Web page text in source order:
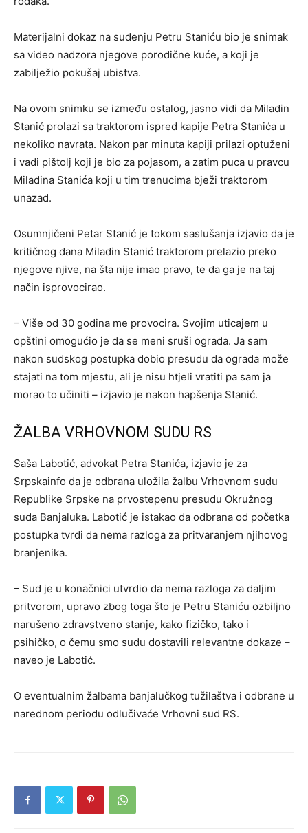
Materijalni dokaz na suđenju Petru Staniću bio je snimak
sa video nadzora njegove porodične kuće, a koji je
zabilježio pokušaj ubistva.
Na ovom snimku se između ostalog, jasno vidi da Miladin
Stanić prolazi sa traktorom ispred kapije Petra Stanića u
nekoliko navrata. Nakon par minuta kapiji prilazi optuženi
i vadi pištolj koji je bio za pojasom, a zatim puca u pravcu
Miladina Stanića koji u tim trenucima bježi traktorom
unazad.
Osumnjičeni Petar Stanić je tokom saslušanja izjavio da je
kritičnog dana Miladin Stanić traktorom prelazio preko
njegove njive, na šta nije imao pravo, te da ga je na taj
način isprovocirao.
– Više od 30 godina me provocira. Svojim uticajem u
opštini omogućio je da se meni sruši ograda. Ja sam
nakon sudskog postupka dobio presudu da ograda može
stajati na tom mjestu, ali je nisu htjeli vratiti pa sam ja
morao to učiniti – izjavio je nakon hapšenja Stanić.
ŽALBA VRHOVNOM SUDU RS
Saša Labotić, advokat Petra Stanića, izjavio je za
Srpskainfo da je odbrana uložila žalbu Vrhovnom sudu
Republike Srpske na prvostepenu presudu Okružnog
suda Banjaluka. Labotić je istakao da odbrana od početka
postupka tvrdi da nema razloga za pritvaranjem njihovog
branjenika.
– Sud je u konačnici utvrdio da nema razloga za daljim
pritvorom, upravo zbog toga što je Petru Staniću ozbiljno
narušeno zdravstveno stanje, kako fizičko, tako i
psihičko, o čemu smo sudu dostavili relevantne dokaze –
naveo je Labotić.
O eventualnim žalbama banjalučkog tužilaštva i odbrane u
narednom periodu odlučivaće Vrhovni sud RS.